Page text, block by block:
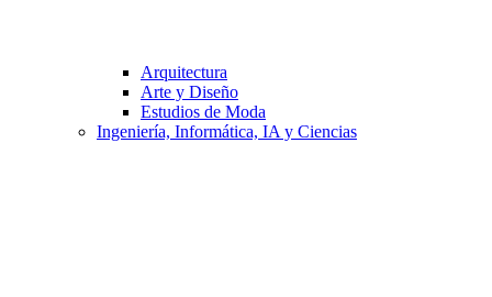
Arquitectura
Arte y Diseño
Estudios de Moda
Ingeniería, Informática, IA y Ciencias